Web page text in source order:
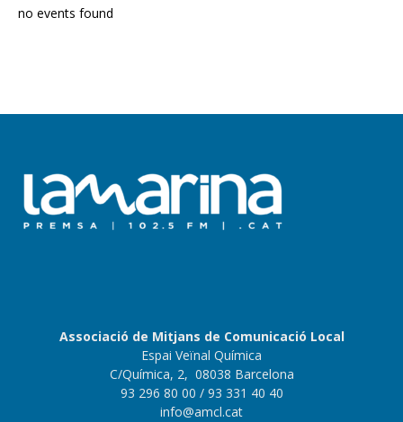
no events found
Associació de Mitjans de Comunicació Local
Espai Veïnal Química
C/Química, 2, 08038 Barcelona
93 296 80 00 / 93 331 40 40
info@amcl.cat